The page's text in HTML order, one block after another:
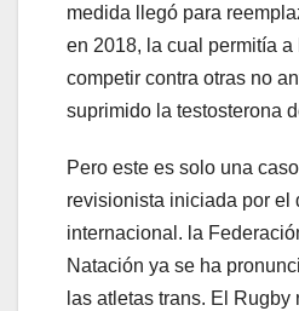
medida llegó para
en 2018, la cual permitía
competir contra otras no
suprimido la testosterona
Pero este es solo una
revisionista iniciada por el
internacional. la
Natación ya se ha
las atletas trans. El Rugby